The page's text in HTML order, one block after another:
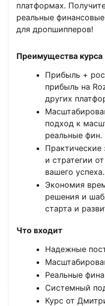
платформах.
реальные
для дропшипперов!
Преимущества курса
Прибыль +
прибыль на
других
подход к
реальные фин.
Практические
и стратегии
вашего успеха.
Экономия
решения и
старта и
Что входит
Надежные
Реальные
Системный
Курс от